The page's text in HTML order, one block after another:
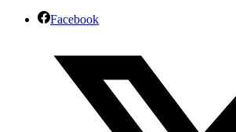
Facebook